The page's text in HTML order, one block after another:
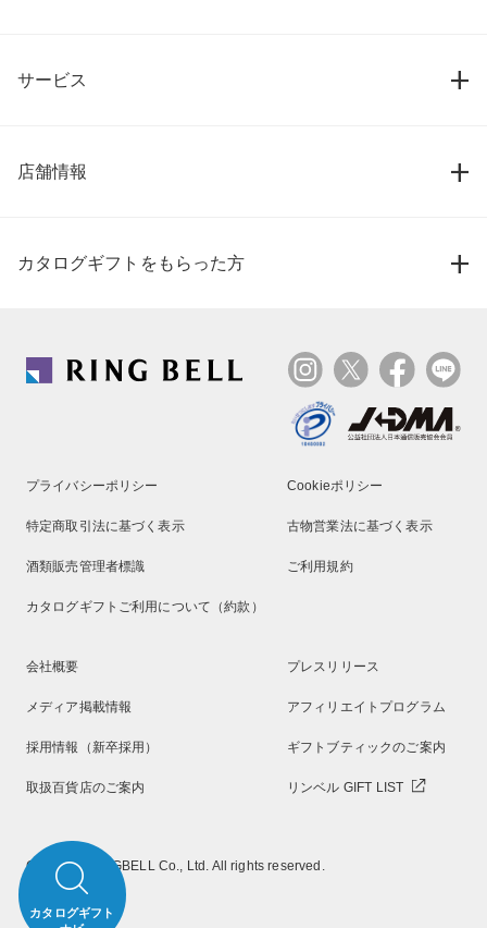
サービス
店舗情報
カタログギフトをもらった方
プライバシーポリシー Cookieポリシー
特定商取引法に基づく表示 古物営業法に基づく表示
酒類販売管理者標識 ご利用規約
カタログギフトご利用について（約款）
会社概要 プレスリリース
メディア掲載情報 アフィリエイトプログラム
採用情報（新卒採用） ギフトブティックのご案内
取扱百貨店のご案内 リンベル GIFT LIST
Copyright RINGBELL Co., Ltd. All rights reserved.
カタログギフト